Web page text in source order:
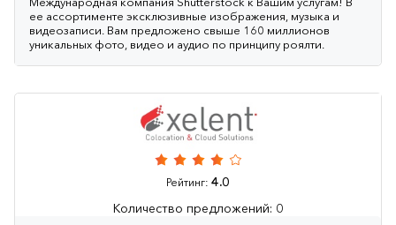
ее ассортименте эксклюзивные изображения, музыка и
видеозаписи. Вам предложено свыше 160 миллионов
уникальных фото, видео и аудио по принципу роялти.
Рейтинг: 4.0
Количество предложений: 0